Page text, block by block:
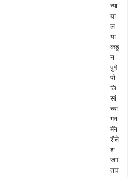
न्या
या
ल
या
कडू
न
पुणे
पो
लि
सां
च्या
गन
मॅन
शैले
श
जग
ताप